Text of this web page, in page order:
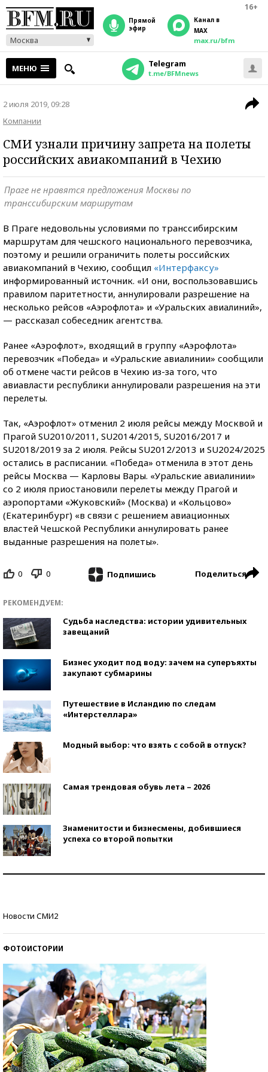
16+
Москва
прямой
эфир
Канал в
MAX
max.ru/bfm
МЕНЮ Telegram
t.me/BFMnews
2 июля 2019, 09:28
Компании
СМИ узнали причину запрета на полеты
российских авиакомпаний в Чехию
Праге не нравятся предложения Москвы по
транссибирским маршрутам
В Праге недовольны условиями по транссибирским
маршрутам для чешского национального перевозчика,
поэтому и решили ограничить полеты российских
авиакомпаний в Чехию, сообщил «Интерфаксу»
информированный источник. «И они, воспользовавшись
правилом паритетности, аннулировали разрешение на
несколько рейсов «Аэрофлота» и «Уральских авиалиний»,
— рассказал собеседник агентства.
Ранее «Аэрофлот», входящий в группу «Аэрофлота»
перевозчик «Победа» и «Уральские авиалинии» сообщили
об отмене части рейсов в Чехию из-за того, что
авиавласти республики аннулировали разрешения на эти
перелеты.
Так, «Аэрофлот» отменил 2 июля рейсы между Москвой и
Прагой SU2010/2011, SU2014/2015, SU2016/2017 и
SU2018/2019 за 2 июля. Рейсы SU2012/2013 и SU2024/2025
остались в расписании. «Победа» отменила в этот день
рейсы Москва — Карловы Вары. «Уральские авиалинии»
со 2 июля приостановили перелеты между Прагой и
аэропортами «Жуковский» (Москва) и «Кольцово»
(Екатеринбург) «в связи с решением авиационных
властей Чешской Республики аннулировать ранее
выданные разрешения на полеты».
0 0 Подпишись Поделиться
РЕКОМЕНДУЕМ:
Судьба наследства: истории удивительных
завещаний
Бизнес уходит под воду: зачем на суперъяхты
закупают субмарины
Путешествие в Исландию по следам
«Интерстеллара»
Модный выбор: что взять с собой в отпуск?
Самая трендовая обувь лета – 2026
Знаменитости и бизнесмены, добившиеся
успеха со второй попытки
Новости СМИ2
ФОТОИСТОРИИ